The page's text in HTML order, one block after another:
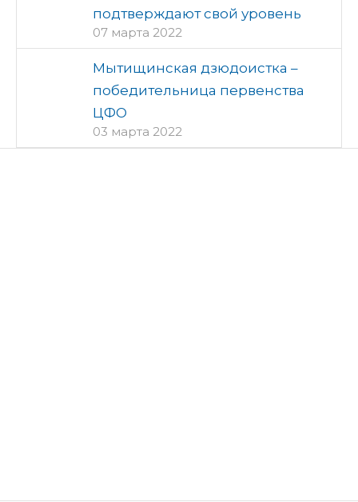
подтверждают свой уровень
07 марта 2022
Мытищинская дзюдоистка –
победительница первенства
ЦФО
03 марта 2022